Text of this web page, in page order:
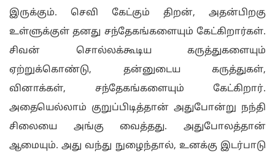
இருக்கும். செவி கேட்கும் திறன், அதன்பிறகு
உள்ளுக்குள் தனது சந்தேகங்களையும் கேட்கிறார்கள்.
சிவன் சொல்லக்கூடிய கருத்துகளையும்
ஏற்றுக்கொண்டு, தன்னுடைய கருத்துகள்,
வினாக்கள், சந்தேகங்களையும் கேட்கிறார்.
அதையெல்லாம் குறுப்பிடித்தான் அதுபோன்று நந்தி
சிலையை அங்கு வைத்தது. அதுபோலத்தான்
ஆமையும். அது வந்து நுழைந்தால், உனக்கு இடர்பாடு